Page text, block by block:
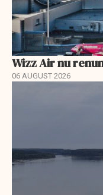
Wizz Air nu
06 AUGUST 2026